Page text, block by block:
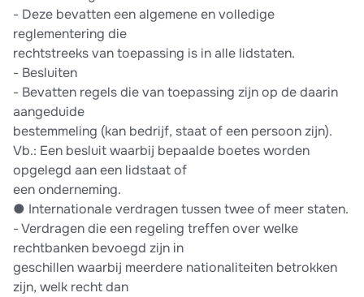
-​ Deze bevatten een algemene en volledige
reglementering die
rechtstreeks van toepassing is in alle lidstaten.
-​ Besluiten
-​ Bevatten regels die van toepassing zijn op de daarin
aangeduide
bestemmeling (kan bedrijf, staat of een persoon zijn).
Vb.: Een besluit waarbij bepaalde boetes worden
opgelegd aan een lidstaat of
een onderneming.
●​ Internationale verdragen tussen twee of meer staten.
-​ Verdragen die een regeling treffen over welke
rechtbanken bevoegd zijn in
geschillen waarbij meerdere nationaliteiten betrokken
zijn, welk recht dan